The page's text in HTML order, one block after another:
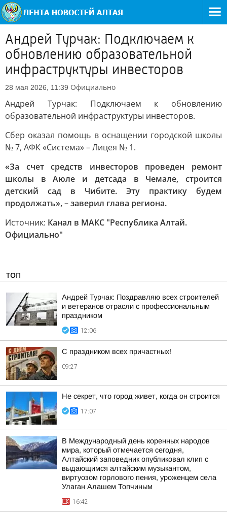
Андрей Турчак: Подключаем к
обновлению образовательной
инфраструктуры инвесторов
28 мая 2026, 11:39 Официально
Андрей Турчак: Подключаем к обновлению
образовательной инфраструктуры инвесторов.
Сбер оказал помощь в оснащении городской школы
№ 7, АФК «Система» – Лицея № 1.
«За счет средств инвесторов проведен ремонт
школы в Аюле и детсада в Чемале, строится
детский сад в Чибите. Эту практику будем
продолжать», – заверил глава региона.
Источник: Канал в МАКС "Республика Алтай.
Официально"
ТОП
Андрей Турчак: Поздравляю всех строителей
и ветеранов отрасли с профессиональным
праздником
12:06
С праздником всех причастных!
09:27
Не секрет, что город живет, когда он строится
17:07
В Международный день коренных народов
мира, который отмечается сегодня,
Алтайский заповедник опубликовал клип с
выдающимся алтайским музыкантом,
виртуозом горлового пения, уроженцем села
Улаган Алашем Топчиным
16:42